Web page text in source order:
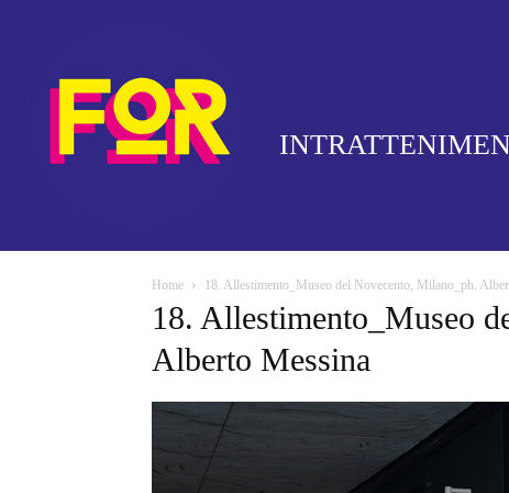
Home 18. Allestimento_Museo del Novecento, Milano_ph.
18. Allestimento_Museo
Alberto Messina